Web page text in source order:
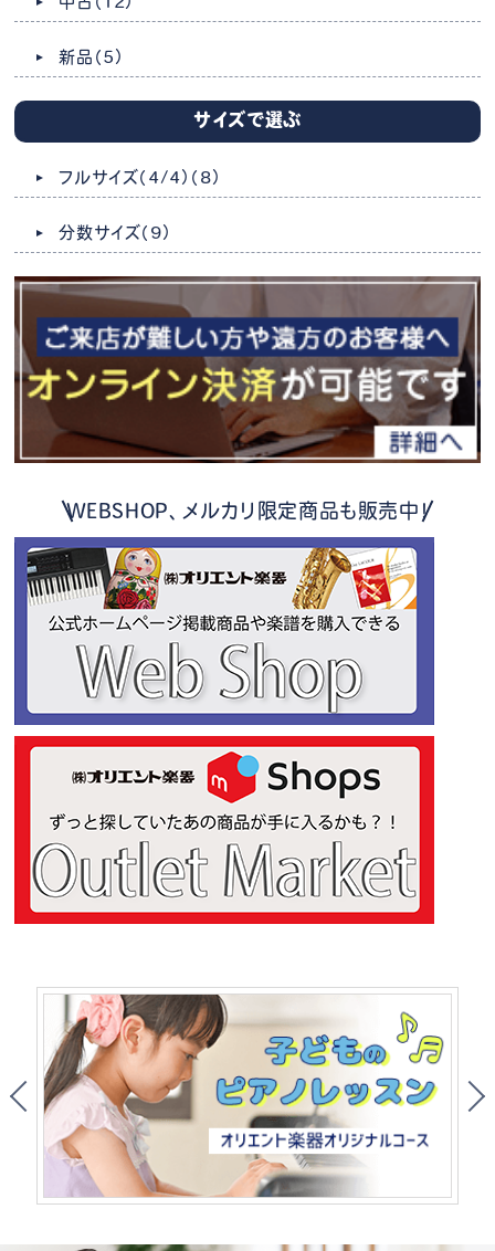
新品 （5）
サイズで選ぶ
フルサイズ（4/4） （8）
分数サイズ （9）
WEBSHOP、メルカリ限定商品も販売中！